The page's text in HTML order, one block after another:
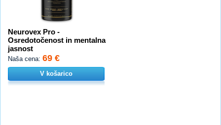
Neurovex Pro -
Osredotočenost in mentalna
jasnost
Naša cena: 69 €
V košarico